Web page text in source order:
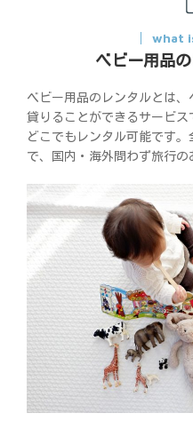
what
ベビー用品
ベビー用品のレンタルとは
貸りることができるサービ
どこでもレンタル可能です
で、国内・海外問わず旅行の